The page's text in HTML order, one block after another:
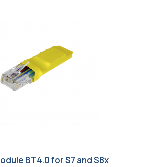
BT4.0 for S7 and S8x